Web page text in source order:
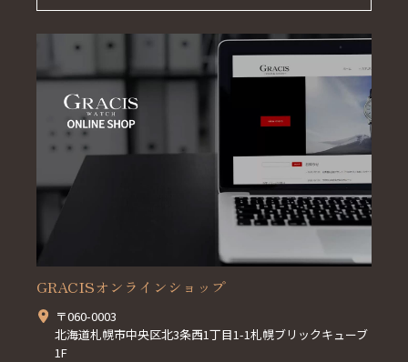
GRACISオンラインショップ
〒060-0003
北海道札幌市中央区北3条西1丁目1-1札幌ブリックキューブ
1F